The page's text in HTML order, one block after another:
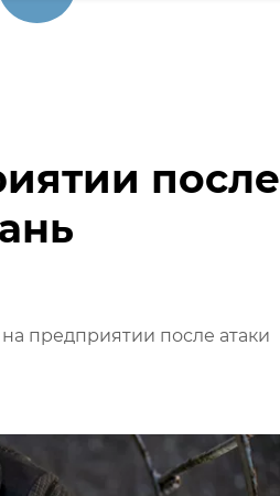
после
предприятии после атаки